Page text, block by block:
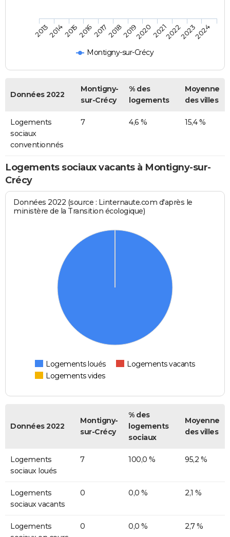
Montigny-sur-Crécy
201320142015201620172018201920202021202220232024
Données 2022
Montigny-
sur-Crécy
% des
logements
Moyenne
des villes
Logements
sociaux
conventionnés
7 4,6 % 15,4 %
Logements sociaux vacants à Montigny-sur-
Crécy
Données 2022 (source : Linternaute.com d'après le
ministère de la Transition écologique)
Logements loués
Logements vacants
Logements vides
Données 2022
Montigny-
sur-Crécy
% des
logements
sociaux
Moyenne
des villes
Logements
sociaux loués
7 100,0 % 95,2 %
Logements
sociaux vacants
0 0,0 % 2,1 %
Logements
0 0,0 % 2,7 %